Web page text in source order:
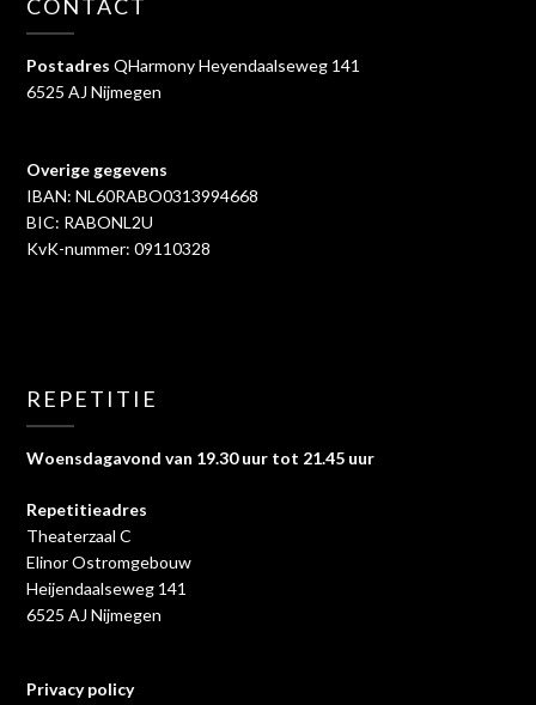
CONTACT
Postadres QHarmony Heyendaalseweg 141
6525 AJ Nijmegen
Overige gegevens
IBAN: NL60RABO0313994668
BIC: RABONL2U
KvK-nummer: 09110328
REPETITIE
Woensdagavond van 19.30 uur tot 21.45 uur
Repetitieadres
Theaterzaal C
Elinor Ostromgebouw
Heijendaalseweg 141
6525 AJ Nijmegen
Privacy policy